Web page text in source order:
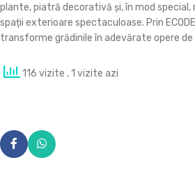
plante, piatră decorativă și, în mod special,
spații exterioare spectaculoase. Prin
transforme grădinile în adevărate opere
116 vizite , 1 vizite azi